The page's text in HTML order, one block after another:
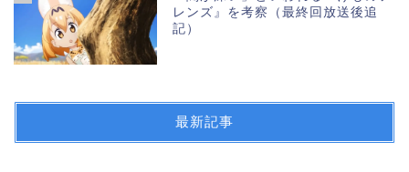
レンズ』を考察（最終回放送後追
記）
最新記事